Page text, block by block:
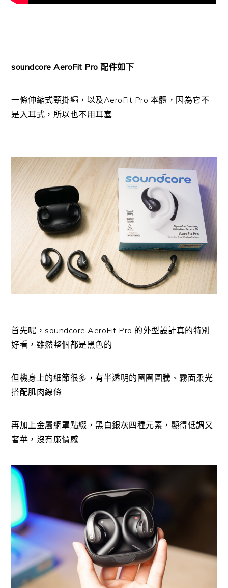
soundcore AeroFit Pro 配件如下
一條伸縮式頸掛繩，以及AeroFit Pro 本體，因為它不
是入耳式，所以也不用耳塞
首先呢，soundcore AeroFit Pro 的外型設計真的特別
好看，雖然整個都是黑色的
但機身上的細節很多，有半透明的圈圈圖騰、霧面柔光
搭配肌肉線條
再加上金屬網罩點綴，黑白銀灰四種元素，顯得低調又
奢華，沒有廉價感